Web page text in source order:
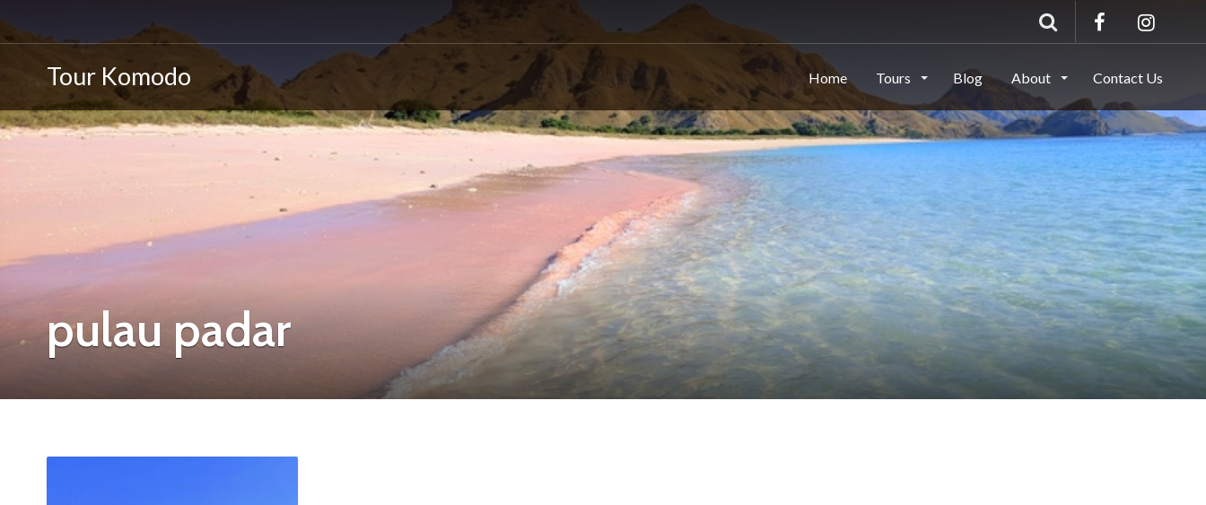
Tour Komodo Home Tours Blog About Contact Us
pulau padar